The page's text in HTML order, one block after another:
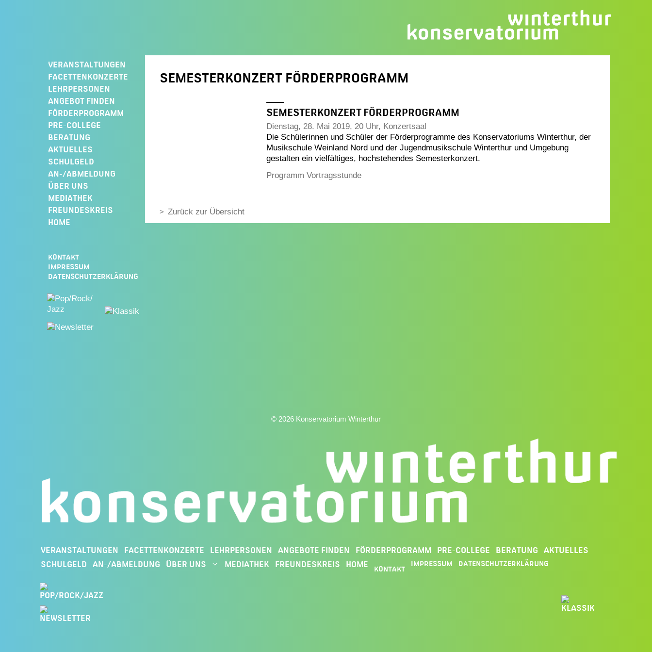
SEMESTERKONZERT FÖRDERPROGRAMM
SEMESTERKONZERT FÖRDERPROGRAMM
Dienstag, 28. Mai 2019, 20 Uhr, Konzertsaal
Die Schülerinnen und Schüler der Förderprogramme des Konservatoriums Winterthur, der
Musikschule Weinland Nord und der Jugendmusikschule Winterthur und Umgebung
gestalten ein vielfältiges, hochstehendes Semesterkonzert.
Programm Vortragsstunde
Zurück zur Übersicht
VERANSTALTUNGEN
FACETTENKONZERTE
LEHRPERSONEN
ANGEBOT FINDEN
FÖRDERPROGRAMM
PRE-COLLEGE
BERATUNG
AKTUELLES
SCHULGELD
AN-/ABMELDUNG
ÜBER UNS
MEDIATHEK
FREUNDESKREIS
HOME
KONTAKT
IMPRESSUM
DATENSCHUTZERKLÄRUNG
© 2026 Konservatorium Winterthur
VERANSTALTUNGEN FACETTENKONZERTE LEHRPERSONEN ANGEBOTE FINDEN FÖRDERPROGRAMM PRE-COLLEGE BERATUNG
AKTUELLES
SCHULGELD
AN-/ABMELDUNG ÜBER UNS MEDIATHEK FREUNDESKREIS HOME
KONTAKT
IMPRESSUM DATENSCHUTZERKLÄRUNG